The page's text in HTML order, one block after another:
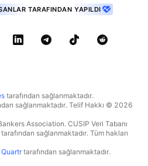
TARAFINDAN YAPILDI
tarafından sağlanmaktadır.
sağlanmaktadır. Telif Hakkı © 2026
Association. CUSIP Veri Tabanı
sağlanmaktadır. Tüm hakları
Quartrtarafından sağlanmaktadır.